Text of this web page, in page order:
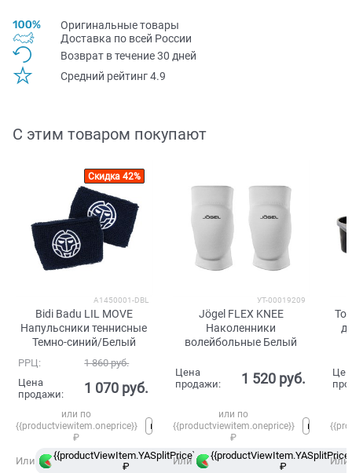
Оригинальные товары
Доставка по всей Pоссии
Возврат в течение 30 дней
Средний рейтинг 4.9
С этим товаром покупают
Скидка 42%
A1450001-DBL
Bidi Badu LIL MOVE
Напульсники теннисные
Темно-синий/Белый
РРЦ: 1 860 руб.
Цена
продажи:
1 070 руб.
или по
{{productviewitem.oneprice}}
₽
Или
{{productViewItem.YASplitPrice}}
₽
в
Сплит
УТ-00019209
Jögel FLEX KNEE
Наколенники
волейбольные Белый
Цена
продажи:
1 520 руб.
или по
{{productviewitem.oneprice}}
₽
Или
₽
Или